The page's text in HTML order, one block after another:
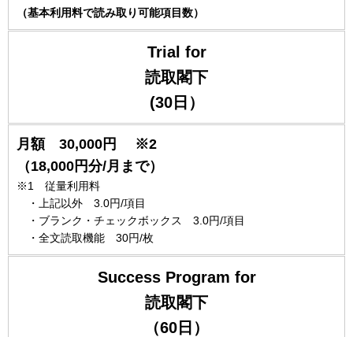
（基本利用料で読み取り可能項目数）
Trial for
読取閣下
(30日）
月額 30,000円 ※2
（18,000円分/月まで）
※1 従量利用料
・上記以外 3.0円/項目
・ブランク・チェックボックス 3.0円/項目
・全文読取機能 30円/枚
Success Program for
読取閣下
（60日）